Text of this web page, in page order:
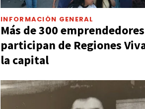
INFORMACIÓN GENERAL
Más de 300 emprendedores
participan de Regiones
la capital